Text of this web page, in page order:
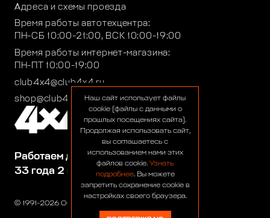
© 1991-2026 ООО «Сервис 4х4»
Работаем для вас:
33 года 2 месяца 26 дней
Адреса и схемы проезда
Время работы автотехцентра:
ПН-СБ 10:00-21:00, ВСК 10:00-19:00
Время работы интернет-магазина:
ПН-ПТ 10:00-19:00
club4x4@club4x4.ru
shop@club4x4.ruНаш сайт использует файлы
cookie (файлы с данными о
прошлых посещениях сайта).
Продолжая использовать сайт,
вы соглашаетесь с
использованием нами этих
файлов cookie. Узнать
подробнее. Вы можете
запретить сохранение cookie в
настройках своего браузера.